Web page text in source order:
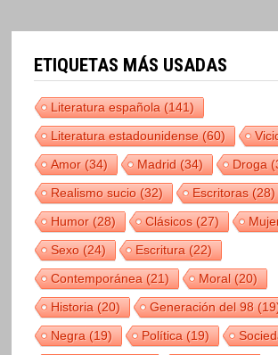
ETIQUETAS MÁS USADAS
Literatura española(141)
Literatura estadounidense(60)
Amor(34) Madrid(34) Droga
Realismo sucio(32) Escritoras(28)
Humor(28) Clásicos(27)
Sexo(24) Escritura(22)
Contemporánea(21) Moral(20)
Historia(20) Generación del 98
Negra(19) Política(19)